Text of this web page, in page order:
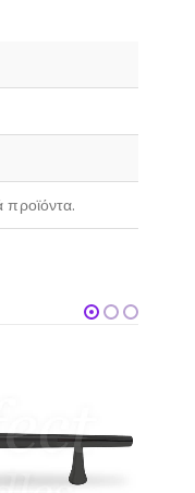
προϊόντα.